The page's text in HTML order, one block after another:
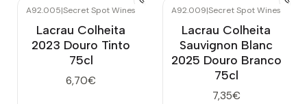
A92.005|Secret Spot Wines
Lacrau Colheita
2023 Douro Tinto
75cl
6,70€
A92.009|Secret Spot Wines
Lacrau Colheita
Sauvignon Blanc
2025 Douro Branco
75cl
7,35€